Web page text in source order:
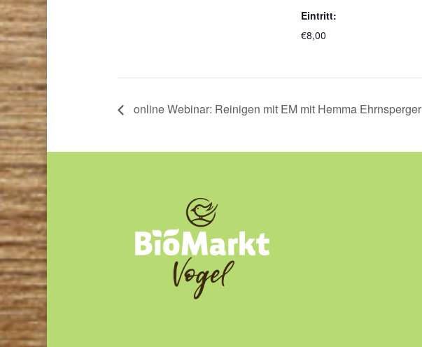
Eintritt:
€8,00
online Webinar: Reinigen mit EM mit Hemma Ehrnsperger